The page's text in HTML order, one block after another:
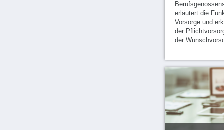
erläutert die
Vorsorge und
der
der